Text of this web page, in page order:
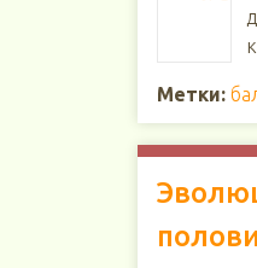
Метки: